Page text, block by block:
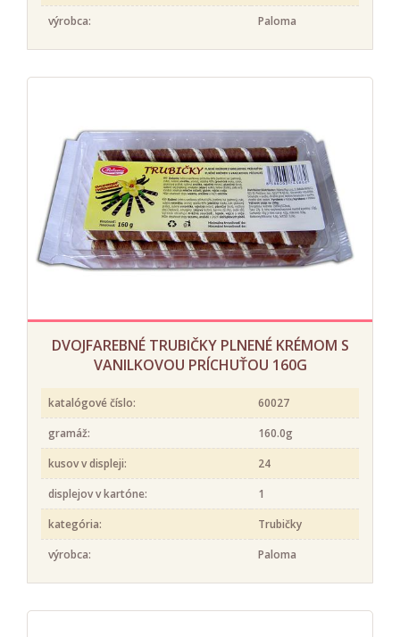
výrobca:
Paloma
DVOJFAREBNÉ TRUBIČKY PLNENÉ KRÉMOM S
VANILKOVOU PRÍCHUŤOU 160G
katalógové číslo:
60027
gramáž:
160.0g
kusov v displeji:
24
displejov v kartóne:
1
kategória:
Trubičky
výrobca:
Paloma